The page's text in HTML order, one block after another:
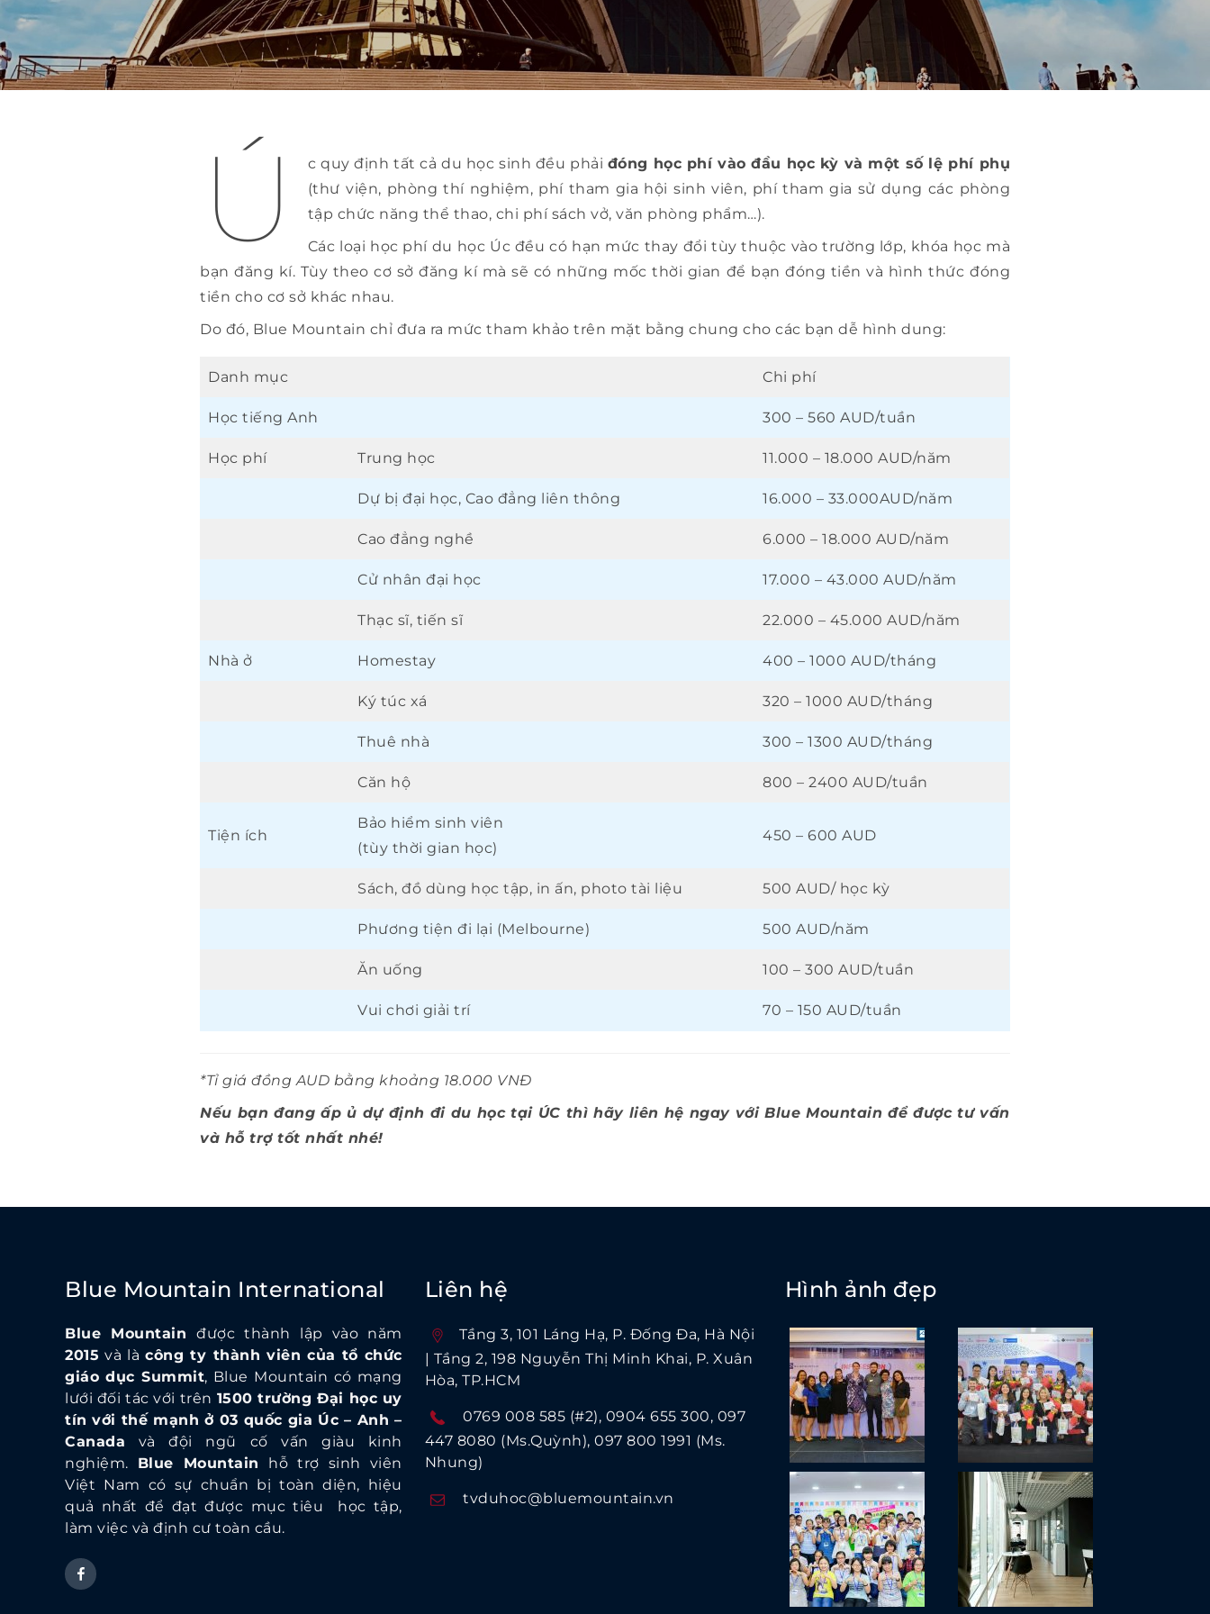
Ú c quy định tất cả du học sinh đều phải đóng học phí vào đầu học kỳ và một số lệ phí phụ
(thư viện, phòng thí nghiệm, phí tham gia hội sinh viên, phí tham gia sử dụng các phòng
tập chức năng thể thao, chi phí sách vở, văn phòng phẩm…).
Các loại học phí du học Úc đều có hạn mức thay đổi tùy thuộc vào trường lớp, khóa học mà
bạn đăng kí. Tùy theo cơ sở đăng kí mà sẽ có những mốc thời gian để bạn đóng tiền và hình thức đóng
tiền cho cơ sở khác nhau.
Do đó, Blue Mountain chỉ đưa ra mức tham khảo trên mặt bằng chung cho các bạn dễ hình dung:
Danh mục Chi phí
Học tiếng Anh 300 – 560 AUD/tuần
Học phí Trung học 11.000 – 18.000 AUD/năm
Dự bị đại học, Cao đẳng liên thông 16.000 – 33.000AUD/năm
Cao đẳng nghề 6.000 – 18.000 AUD/năm
Cử nhân đại học 17.000 – 43.000 AUD/năm
Thạc sĩ, tiến sĩ 22.000 – 45.000 AUD/năm
Nhà ở Homestay 400 – 1000 AUD/tháng
Ký túc xá 320 – 1000 AUD/tháng
Thuê nhà 300 – 1300 AUD/tháng
Căn hộ 800 – 2400 AUD/tuần
Tiện ích
Bảo hiểm sinh viên
(tùy thời gian học)
450 – 600 AUD
Sách, đồ dùng học tập, in ấn, photo tài liệu 500 AUD/ học kỳ
Phương tiện đi lại (Melbourne) 500 AUD/năm
Ăn uống 100 – 300 AUD/tuần
Vui chơi giải trí 70 – 150 AUD/tuần
*Tỉ giá đồng AUD bằng khoảng 18.000 VNĐ
Nếu bạn đang ấp ủ dự định đi du học tại ÚC thì hãy liên hệ ngay với Blue Mountain để được tư vấn
và hỗ trợ tốt nhất nhé!
Blue Mountain International
Blue Mountainđược thành lập vào năm
2015 và làcông ty thành viên của tổ chức
giáo dục Summit, Blue Mountain có mạng
lưới đối tác với trên 1500 trường Đại học uy
tín với thế mạnh ở 03 quốc gia Úc – Anh –
Canada và đội ngũ cố vấn giàu kinh
nghiệm. Blue Mountain hỗ trợ sinh viên
Việt Nam có sự chuẩn bị toàn diện, hiệu
quả nhất để đạt được mục tiêu học tập,
làm việc và định cư toàn cầu.
Liên hệ
Tầng 3, 101 Láng Hạ, P. Ðống Ða, Hà Nội
| Tầng 2, 198 Nguyễn Thị Minh Khai, P. Xuân
Hòa, TP.HCM
0769 008 585 (#2) 0904 655 300 097
447 8080 (Ms.Quỳnh) 097 800 1991 (Ms.
Nhung)
tvduhoc@bluemountain.vn
Hình ảnh đẹp